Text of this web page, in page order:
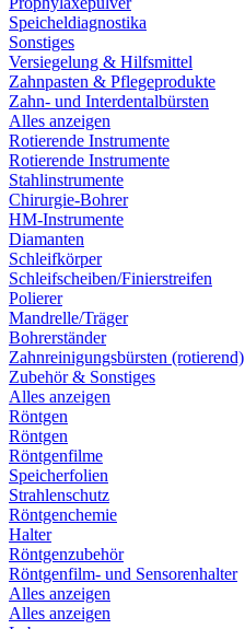
Speicheldiagnostika
Sonstiges
Versiegelung & Hilfsmittel
Zahnpasten & Pflegeprodukte
Zahn- und Interdentalbürsten
Alles anzeigen
Rotierende Instrumente
Rotierende Instrumente
Stahlinstrumente
Chirurgie-Bohrer
HM-Instrumente
Diamanten
Schleifkörper
Schleifscheiben/Finierstreifen
Polierer
Mandrelle/Träger
Bohrerständer
Zahnreinigungsbürsten (rotierend)
Zubehör & Sonstiges
Alles anzeigen
Röntgen
Röntgen
Röntgenfilme
Speicherfolien
Strahlenschutz
Röntgenchemie
Halter
Röntgenzubehör
Röntgenfilm- und Sensorenhalter
Alles anzeigen
Alles anzeigen